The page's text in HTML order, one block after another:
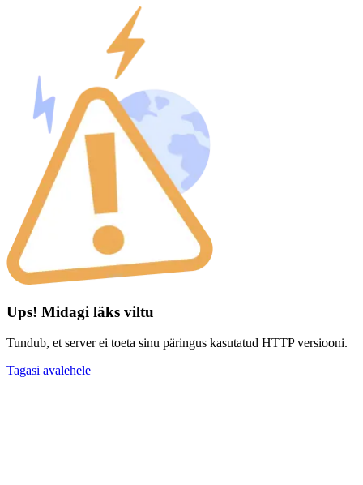
Ups! Midagi läks viltu
Tundub, et server ei toeta sinu päringus kasutatud HTTP versiooni.
Tagasi avalehele